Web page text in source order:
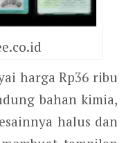
harga Rp36 ribu
bahan kimia,
halus dan